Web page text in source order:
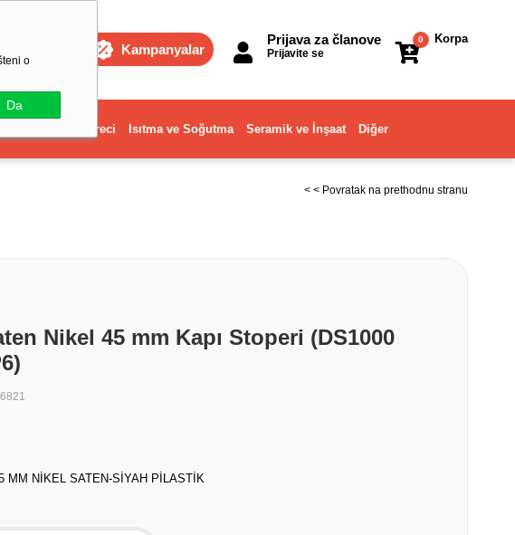
o
Da
Kampanyalar
Korpa
0
Prijava za članove
Prijavite se
ve Ev Gereci Isıtma ve Soğutma Seramik ve İnşaat Diğer
< < Povratak na prethodnu stranu
Nikel 45 mm Kapı Stoperi (DS1000
MM NİKEL SATEN-SİYAH PİLASTİK